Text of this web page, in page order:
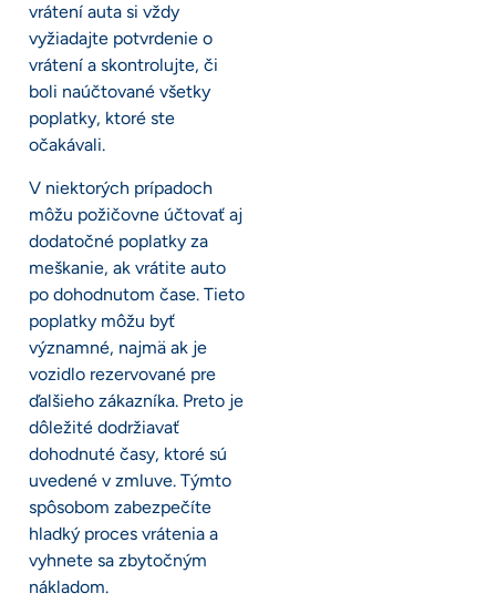
vrátení auta si vždy
vyžiadajte potvrdenie o
vrátení a skontrolujte, či
boli naúčtované všetky
poplatky, ktoré ste
očakávali.
V niektorých prípadoch
môžu požičovne účtovať aj
dodatočné poplatky za
meškanie, ak vrátite auto
po dohodnutom čase. Tieto
poplatky môžu byť
významné, najmä ak je
vozidlo rezervované pre
ďalšieho zákazníka. Preto je
dôležité dodržiavať
dohodnuté časy, ktoré sú
uvedené v zmluve. Týmto
spôsobom zabezpečíte
hladký proces vrátenia a
vyhnete sa zbytočným
nákladom.